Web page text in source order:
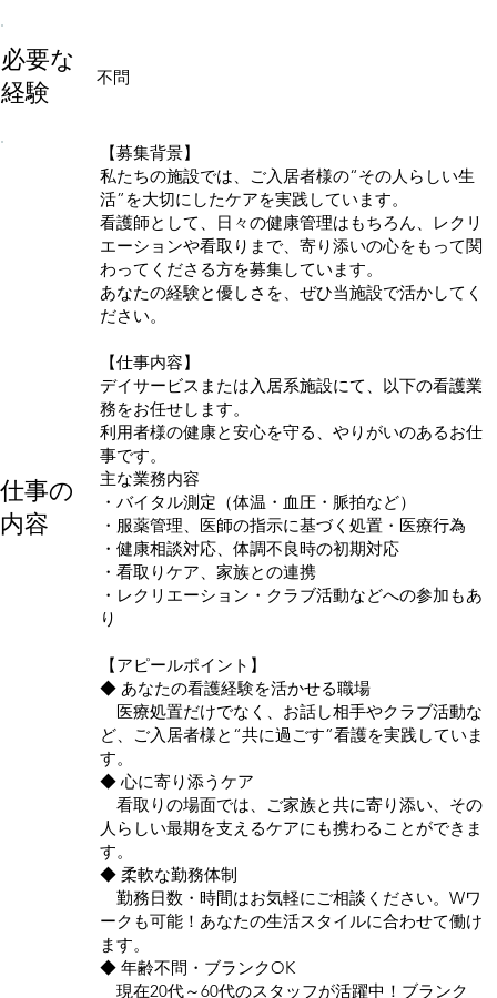
必要な
経験
不問
仕事の
内容
【募集背景】
私たちの施設では、ご入居者様の“その人らしい生
活”を大切にしたケアを実践しています。
看護師として、日々の健康管理はもちろん、レクリ
エーションや看取りまで、寄り添いの心をもって関
わってくださる方を募集しています。
あなたの経験と優しさを、ぜひ当施設で活かしてく
ださい。
【仕事内容】
デイサービスまたは入居系施設にて、以下の看護業
務をお任せします。
利用者様の健康と安心を守る、やりがいのあるお仕
事です。
主な業務内容
・バイタル測定（体温・血圧・脈拍など）
・服薬管理、医師の指示に基づく処置・医療行為
・健康相談対応、体調不良時の初期対応
・看取りケア、家族との連携
・レクリエーション・クラブ活動などへの参加もあ
り
【アピールポイント】
◆ あなたの看護経験を活かせる職場
医療処置だけでなく、お話し相手やクラブ活動な
ど、ご入居者様と“共に過ごす”看護を実践していま
す。
◆ 心に寄り添うケア
看取りの場面では、ご家族と共に寄り添い、その
人らしい最期を支えるケアにも携わることができま
す。
◆ 柔軟な勤務体制
勤務日数・時間はお気軽にご相談ください。Wワ
ークも可能！あなたの生活スタイルに合わせて働け
ます。
◆ 年齢不問・ブランクOK
現在20代～60代のスタッフが活躍中！ブランク